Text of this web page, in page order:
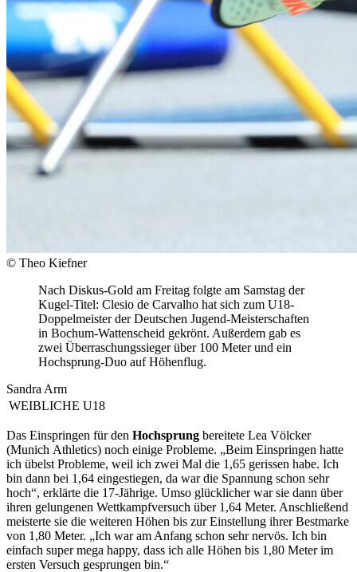
© Theo Kiefner
Nach Diskus-Gold am Freitag folgte am Samstag der
Kugel-Titel: Clesio de Carvalho hat sich zum U18-
Doppelmeister der Deutschen Jugend-Meisterschaften
in Bochum-Wattenscheid gekrönt. Außerdem gab es
zwei Überraschungssieger über 100 Meter und ein
Hochsprung-Duo auf Höhenflug.
Sandra Arm
WEIBLICHE U18
Das Einspringen für den Hochsprung bereitete Lea Völcker
(Munich Athletics) noch einige Probleme. „Beim Einspringen hatte
ich übelst Probleme, weil ich zwei Mal die 1,65 gerissen habe. Ich
bin dann bei 1,64 eingestiegen, da war die Spannung schon sehr
hoch“, erklärte die 17-Jährige. Umso glücklicher war sie dann über
ihren gelungenen Wettkampfversuch über 1,64 Meter. Anschließend
meisterte sie die weiteren Höhen bis zur Einstellung ihrer Bestmarke
von 1,80 Meter. „Ich war am Anfang schon sehr nervös. Ich bin
einfach super mega happy, dass ich alle Höhen bis 1,80 Meter im
ersten Versuch gesprungen bin.“